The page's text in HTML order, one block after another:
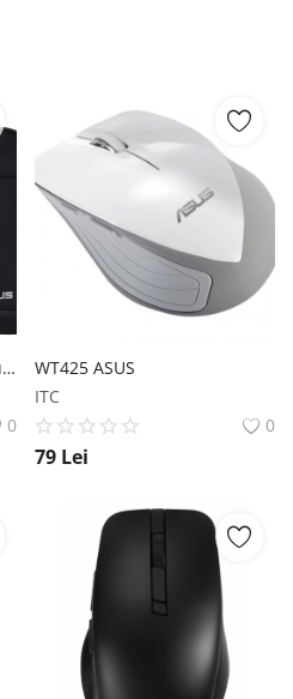
Geanta ASUS Nereus pentru laptop de 16inch ASUS
0
WT425 ASUS
ITC
0
79 Lei